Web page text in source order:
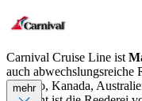
Carnival Cruise Line ist
auch abwechslungsreiche
Mexiko, Kanada,
mehr